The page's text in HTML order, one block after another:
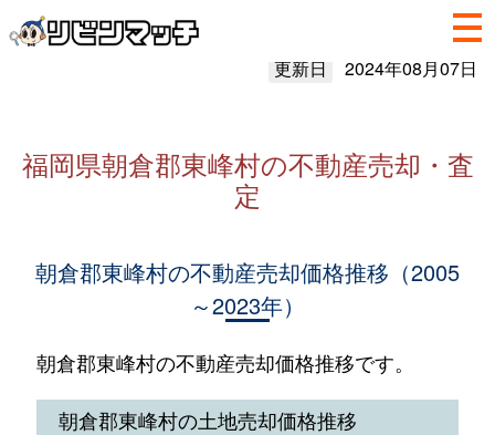
更新日 2024年08月07日
福岡県朝倉郡東峰村の不動産売却・査
定
朝倉郡東峰村の不動産売却価格推移（2005
～2023年）
朝倉郡東峰村の不動産売却価格推移です。
朝倉郡東峰村の土地売却価格推移